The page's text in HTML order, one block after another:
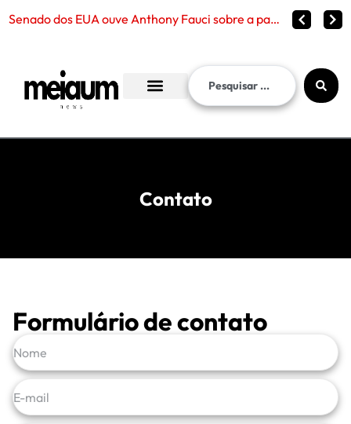
Senado dos EUA ouve Anthony Fauci sobre a pandemia de Covid-19 e reabre debate sobre censura, política
Contato
Formulário de contato